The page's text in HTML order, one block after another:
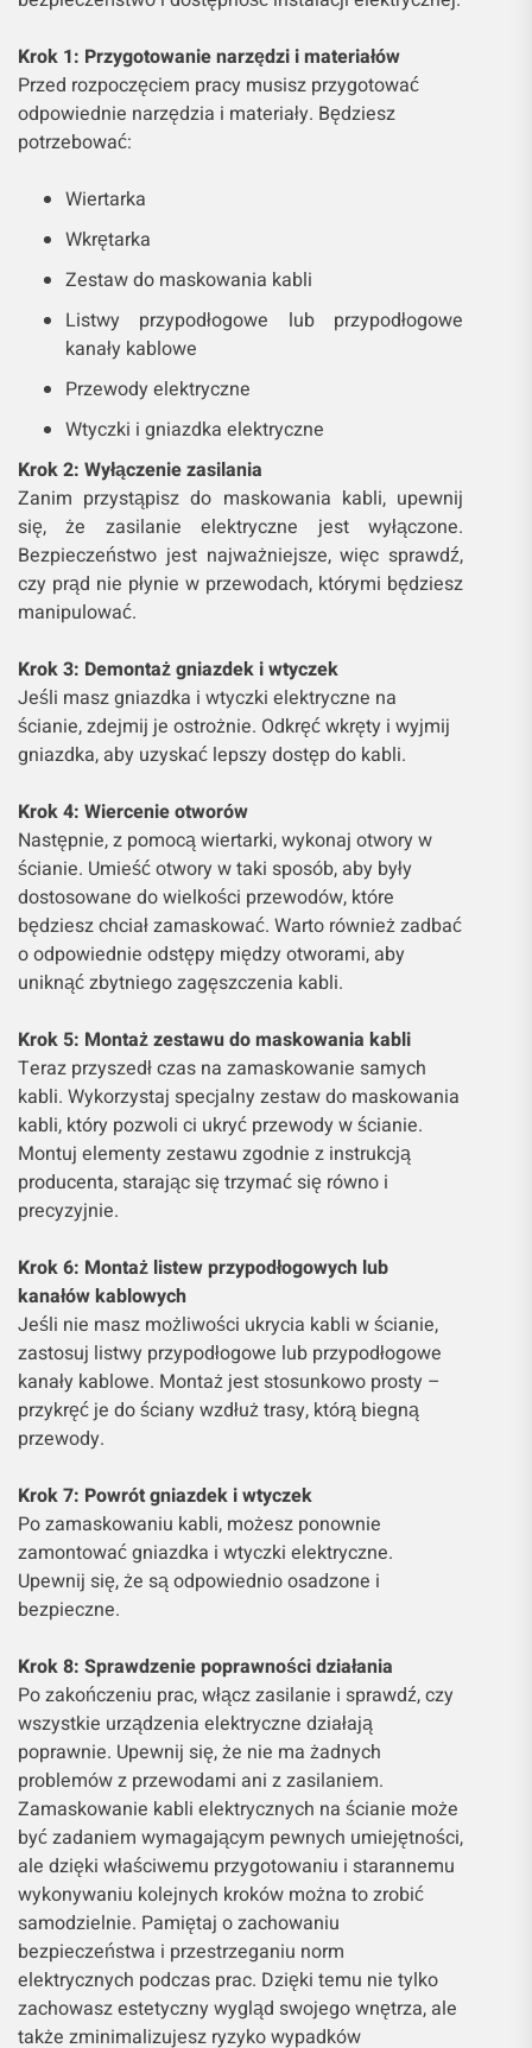
Krok 1: Przygotowanie narzędzi i materiałów
Przed rozpoczęciem pracy musisz przygotować
odpowiednie narzędzia i materiały. Będziesz
potrzebować:
Wiertarka
Wkrętarka
Zestaw do maskowania kabli
Listwy przypodłogowe lub przypodłogowe
kanały kablowe
Przewody elektryczne
Wtyczki i gniazdka elektryczne
Krok 2: Wyłączenie zasilania
Zanim przystąpisz do maskowania kabli, upewnij
się, że zasilanie elektryczne jest wyłączone.
Bezpieczeństwo jest najważniejsze, więc sprawdź,
czy prąd nie płynie w przewodach, którymi będziesz
manipulować.
Krok 3: Demontaż gniazdek i wtyczek
Jeśli masz gniazdka i wtyczki elektryczne na
ścianie, zdejmij je ostrożnie. Odkręć wkręty i wyjmij
gniazdka, aby uzyskać lepszy dostęp do kabli.
Krok 4: Wiercenie otworów
Następnie, z pomocą wiertarki, wykonaj otwory w
ścianie. Umieść otwory w taki sposób, aby były
dostosowane do wielkości przewodów, które
będziesz chciał zamaskować. Warto również zadbać
o odpowiednie odstępy między otworami, aby
uniknąć zbytniego zagęszczenia kabli.
Krok 5: Montaż zestawu do maskowania kabli
Teraz przyszedł czas na zamaskowanie samych
kabli. Wykorzystaj specjalny zestaw do maskowania
kabli, który pozwoli ci ukryć przewody w ścianie.
Montuj elementy zestawu zgodnie z instrukcją
producenta, starając się trzymać się równo i
precyzyjnie.
Krok 6: Montaż listew przypodłogowych lub
kanałów kablowych
Jeśli nie masz możliwości ukrycia kabli w ścianie,
zastosuj listwy przypodłogowe lub przypodłogowe
kanały kablowe. Montaż jest stosunkowo prosty –
przykręć je do ściany wzdłuż trasy, którą biegną
przewody.
Krok 7: Powrót gniazdek i wtyczek
Po zamaskowaniu kabli, możesz ponownie
zamontować gniazdka i wtyczki elektryczne.
Upewnij się, że są odpowiednio osadzone i
bezpieczne.
Krok 8: Sprawdzenie poprawności działania
Po zakończeniu prac, włącz zasilanie i sprawdź, czy
wszystkie urządzenia elektryczne działają
poprawnie. Upewnij się, że nie ma żadnych
problemów z przewodami ani z zasilaniem.
Zamaskowanie kabli elektrycznych na ścianie może
być zadaniem wymagającym pewnych umiejętności,
ale dzięki właściwemu przygotowaniu i starannemu
wykonywaniu kolejnych kroków można to zrobić
samodzielnie. Pamiętaj o zachowaniu
bezpieczeństwa i przestrzeganiu norm
elektrycznych podczas prac. Dzięki temu nie tylko
zachowasz estetyczny wygląd swojego wnętrza, ale
także zminimalizujesz ryzyko wypadków